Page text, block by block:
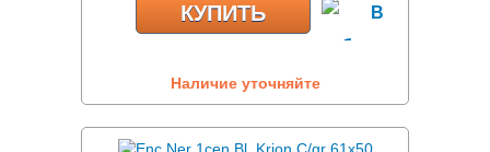
КУПИТЬ
Наличие уточняйте